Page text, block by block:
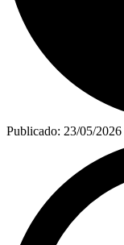
Publicado: 23/05/2026